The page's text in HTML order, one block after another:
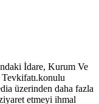
İdare, Kurum Ve
Tevkifatı.konulu
üzerinden daha fazla
etmeyi ihmal